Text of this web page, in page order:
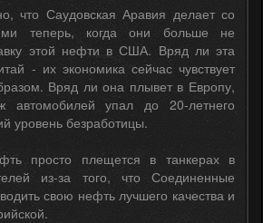
что Саудовская Аравия делает со
теперь, когда они больше не
этой нефти в США. Вряд ли эта
- их экономика сейчас чувствует
Вряд ли она плывет в Европу,
автомобилей упал до 20-летнего
уровень безработицы.
просто плещется в танкерах в
из-за того, что Соединенные
свою нефть лучшего качества и